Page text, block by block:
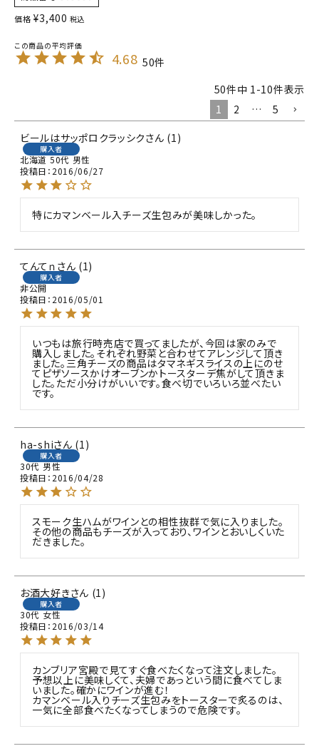
価格 ¥3,400 税込
4.68 50
50件中 1-10件表示
1
2 …
5
ビールはサッポロクラッシク
1
購入者
北海道 50代 男性
投稿日 2016/06/27
特にカマンベール入チーズ生包みが美味しかった。
てんてｎ 1
購入者
非公開
投稿日 2016/05/01
いつもは旅行時売店で買ってましたが、今回は家のみで
購入しました。それぞれ野菜と合わせてアレンジして頂き
ました。三角チーズの商品はタマネギスライスの上にのせ
てピザソースかけオーブンかトースターデ焦がして頂きま
した。ただ小分けがいいです。食べ切でいろいろ並べたい
です。
ha-shi 1
購入者
30代 男性
投稿日 2016/04/28
スモーク生ハムがワインとの相性抜群で気に入りました。
その他の商品もチーズが入っており、ワインとおいしくいた
だきました。
お酒大好き 1
購入者
30代 女性
投稿日 2016/03/14
カンブリア宮殿で見てすぐ食べたくなって注文しました。
予想以上に美味しくて、夫婦であっという間に食べてしま
いました。確かにワインが進む！
カマンベール入りチーズ生包みをトースターで炙るのは、
一気に全部食べたくなってしまうので危険です。